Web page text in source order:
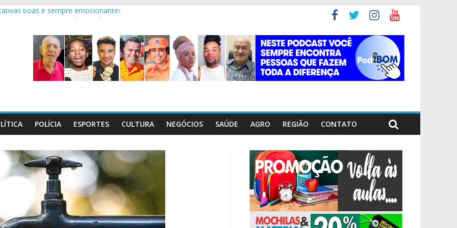
boas é sempre emocionante!
bêbado dirigindo carreta na BR-262
Dia C, que será realizado em 29/8
maços de cigarros contrabandeados
POLÍCIA ESPORTES CULTURA NEGÓCIOS SAÚDE AGRO REGIÃO CONTATO